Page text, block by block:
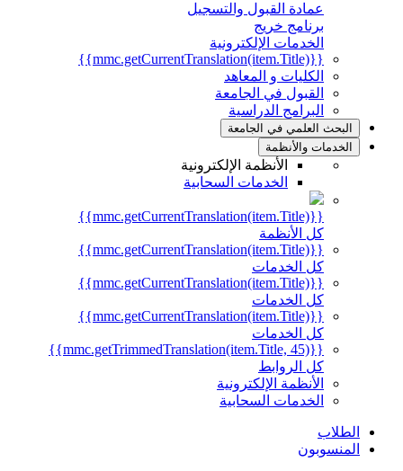
عمادة القبول والتسجيل
برنامج خريج
الخدمات الإلكترونية
{{mmc.getCurrentTranslation(item.Title)}}
الكليات و المعاهد
القبول في الجامعة
البرامج الدراسية
البحث العلمي في الجامعة
الخدمات والأنظمة
الأنظمة الإلكترونية
الخدمات السحابية
{{mmc.getCurrentTranslation(item.Title)}}
كل الأنظمة
{{mmc.getCurrentTranslation(item.Title)}}
كل الخدمات
{{mmc.getCurrentTranslation(item.Title)}}
كل الخدمات
{{mmc.getCurrentTranslation(item.Title)}}
كل الخدمات
{{mmc.getTrimmedTranslation(item.Title, 45)}}
كل الروابط
الأنظمة الإلكترونية
الخدمات السحابية
الطلاب
المنسوبون